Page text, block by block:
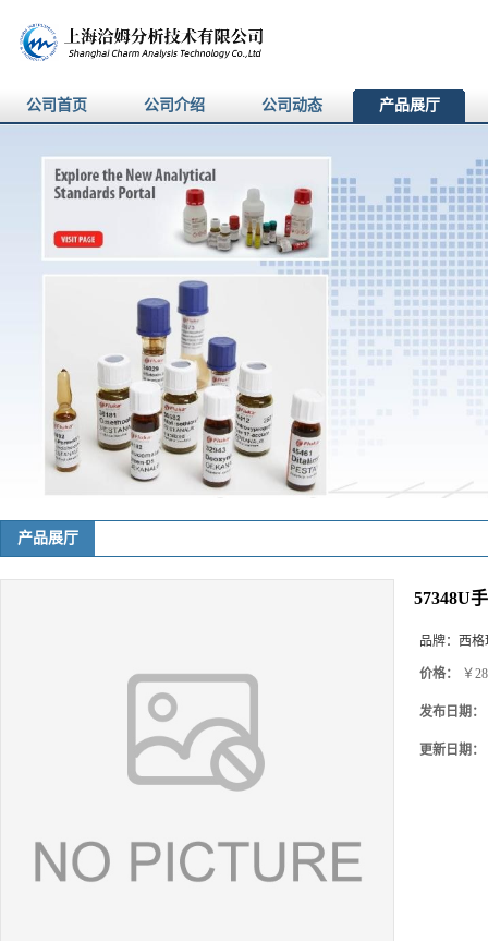
公司首页 公司介绍 公司动态 产品展厅
产品展厅
57348U
品牌： 西格
价格： ￥
发布日期：
更新日期：